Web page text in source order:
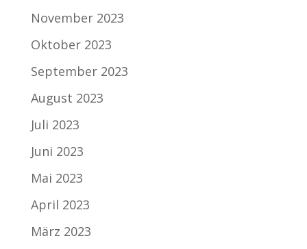
November 2023
Oktober 2023
September 2023
August 2023
Juli 2023
Juni 2023
Mai 2023
April 2023
März 2023